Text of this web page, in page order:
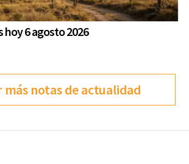
hoy 6 agosto 2026
más notas de actualidad